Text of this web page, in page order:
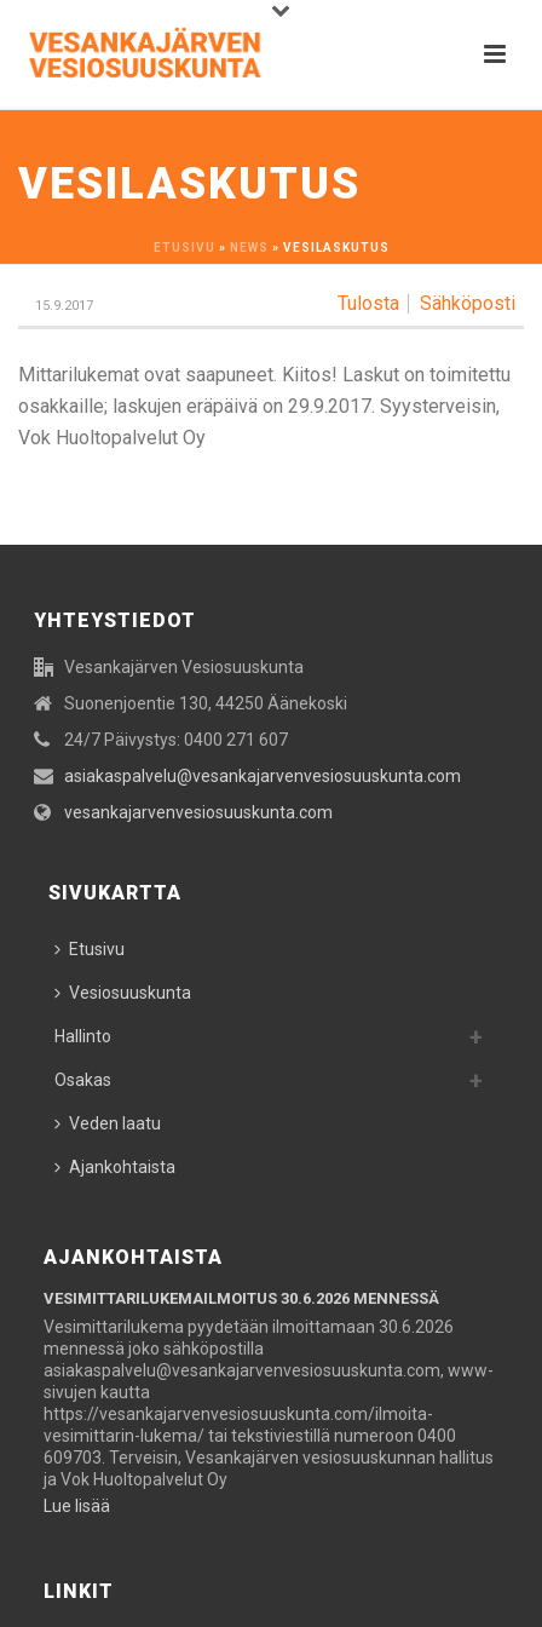
VESILASKUTUS
ETUSIVU » NEWS » VESILASKUTUS
Tulosta Sähköposti
15.9.2017
Mittarilukemat ovat saapuneet. Kiitos! Laskut on toimitettu
osakkaille; laskujen eräpäivä on 29.9.2017. Syysterveisin,
Vok Huoltopalvelut Oy
YHTEYSTIEDOT
Vesankajärven Vesiosuuskunta
Suonenjoentie 130, 44250 Äänekoski
24/7 Päivystys: 0400 271 607
asiakaspalvelu@vesankajarvenvesiosuuskunta.com
vesankajarvenvesiosuuskunta.com
SIVUKARTTA
Etusivu
Vesiosuuskunta
Hallinto
Osakas
Veden laatu
Ajankohtaista
AJANKOHTAISTA
VESIMITTARILUKEMAILMOITUS 30.6.2026 MENNESSÄ
Vesimittarilukema pyydetään ilmoittamaan 30.6.2026
mennessä joko sähköpostilla
asiakaspalvelu@vesankajarvenvesiosuuskunta.com, www-
sivujen kautta
https://vesankajarvenvesiosuuskunta.com/ilmoita-
vesimittarin-lukema/ tai tekstiviestillä numeroon 0400
609703. Terveisin, Vesankajärven vesiosuuskunnan hallitus
ja Vok Huoltopalvelut Oy
Lue lisää
LINKIT